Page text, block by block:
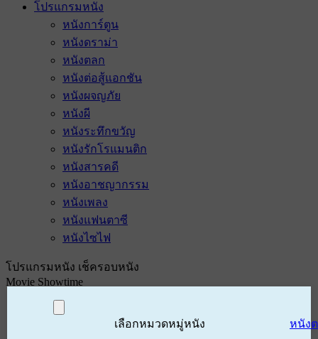
โปรแกรมหนัง
หนังการ์ตูน
หนังดราม่า
หนังตลก
หนังต่อสู้แอกชัน
หนังผจญภัย
หนังผี
หนังระทึกขวัญ
หนังรักโรแมนติก
หนังสารคดี
หนังอาชญากรรม
หนังเพลง
หนังแฟนตาซี
หนังไซไฟ
โปรแกรมหนัง เช็ครอบหนัง
Movie Showtime
เลือกหมวดหมู่หนัง หนัง